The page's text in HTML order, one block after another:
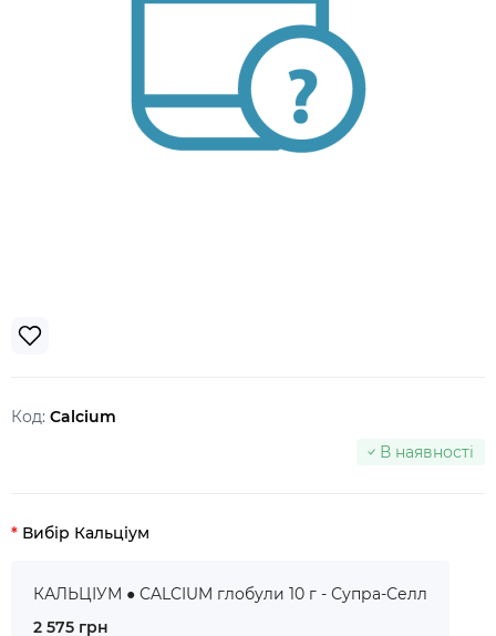
Код: Calcium
В наявності
Вибір Кальціум
КАЛЬЦІУМ ● CALCIUM глобули 10 г - Супра-Селл
2 575 грн